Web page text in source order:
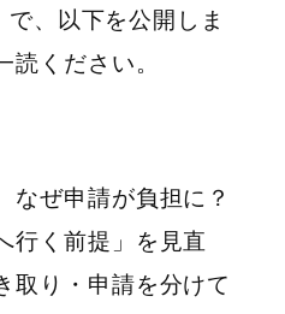
、以下を公開しま
読ください。
なぜ申請が負担に？
行く前提」を見直
取り・申請を分けて